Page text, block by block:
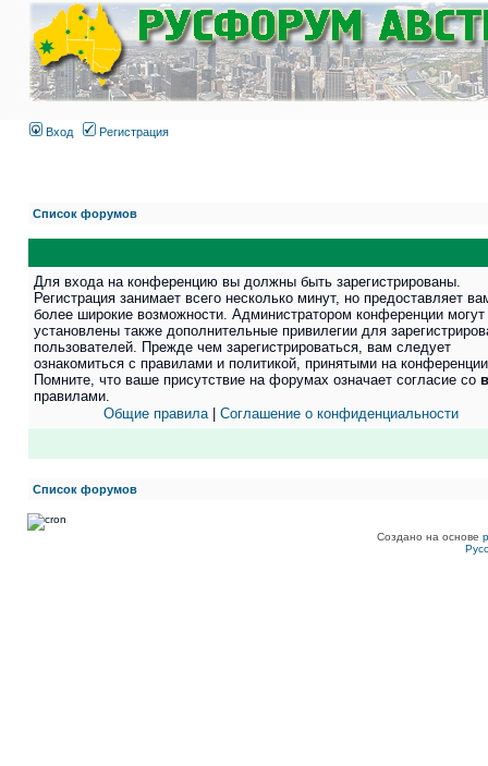
Вход Регистрация
Список форумов
Для входа на конференцию вы должны быть зарегистрированы.
Регистрация занимает всего несколько минут, но предоставляет
более широкие возможности. Администратором конференции
установлены также дополнительные привилегии для
пользователей. Прежде чем зарегистрироваться, вам следует
ознакомиться с правилами и политикой, принятыми на
Помните, что ваше присутствие на форумах означает согласие со
правилами.
Общие правила| Соглашение о конфиденциальности
Список форумов
Создано на основе